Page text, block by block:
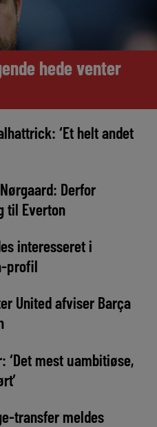
hede venter
‘Et helt andet
Derfor
til Everton
interesseret i
profil
United afviser Barça
‘Det mest uambitiøse,
transfer meldes